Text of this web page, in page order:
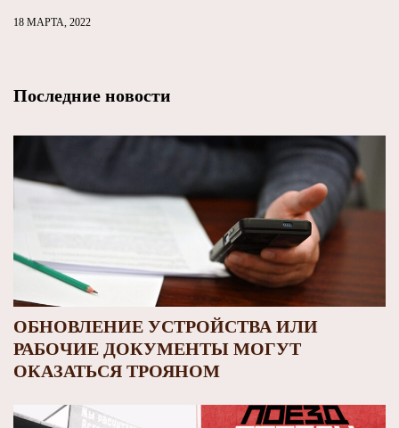
18 МАРТА, 2022
Последние новости
ОБНОВЛЕНИЕ УСТРОЙСТВА ИЛИ
РАБОЧИЕ ДОКУМЕНТЫ МОГУТ
ОКАЗАТЬСЯ ТРОЯНОМ